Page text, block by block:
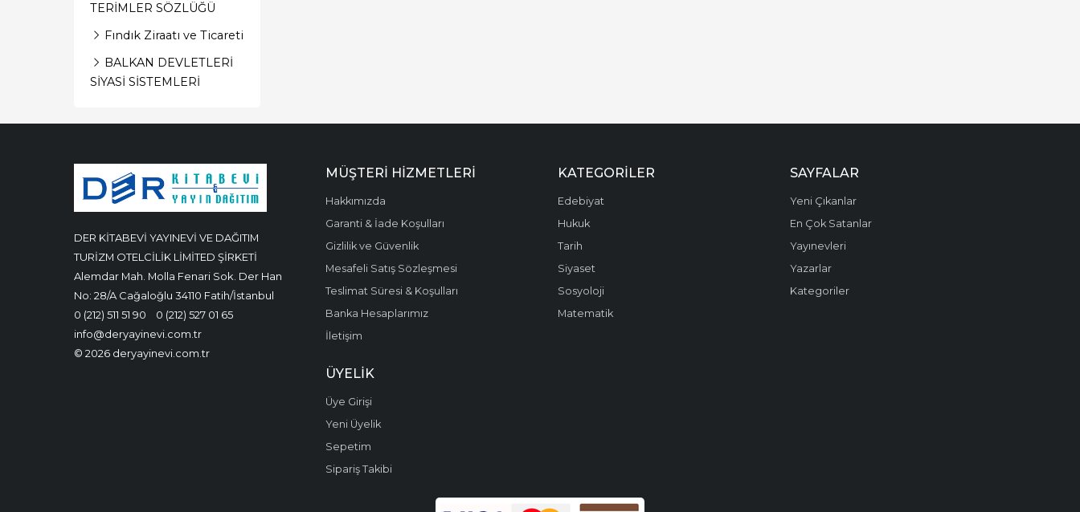
TERİMLER SÖZLÜĞÜ
Fındık Ziraatı ve Ticareti
BALKAN DEVLETLERİ
SİYASİ SİSTEMLERİ
DER KİTABEVİ YAYINEVİ VE DAĞITIM
TURİZM OTELCİLİK LİMİTED ŞİRKETİ
Alemdar Mah. Molla Fenari Sok. Der Han
No: 28/A Cağaloğlu 34110 Fatih/İstanbul
0 (212) 511 51 90
0 (212) 527 01 65
info@deryayinevi.com.tr
© 2026 deryayinevi.com.tr
MÜŞTERI HIZMETLERI
Hakkımızda
Garanti & İade Koşulları
Gizlilik ve Güvenlik
Mesafeli Satış Sözleşmesi
Teslimat Süresi & Koşulları
Banka Hesaplarımız
İletişim
KATEGORILER
Edebiyat
Hukuk
Tarih
Siyaset
Sosyoloji
Matematik
SAYFALAR
Yeni Çıkanlar
En Çok Satanlar
Yayınevleri
Yazarlar
Kategoriler
ÜYELIK
Üye Girişi
Yeni Üyelik
Sepetim
Sipariş Takibi